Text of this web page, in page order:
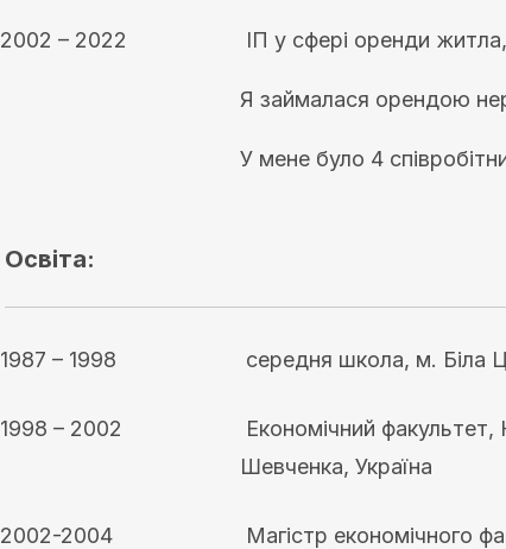
2002 – 2022 ІП у сфері оренди
Я займалася орендою
У мене було 4
Освіта:
1987 – 1998 середня школа, м. Біла
1998 – 2002
Економічний факультет,
Шевченка, Україна
2002-2004
Магістр економічного